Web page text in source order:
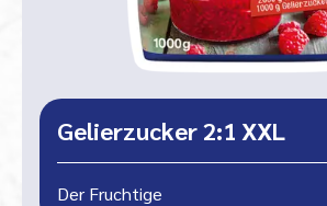
Gelierzucker 2:1 XXL
Der Fruchtige